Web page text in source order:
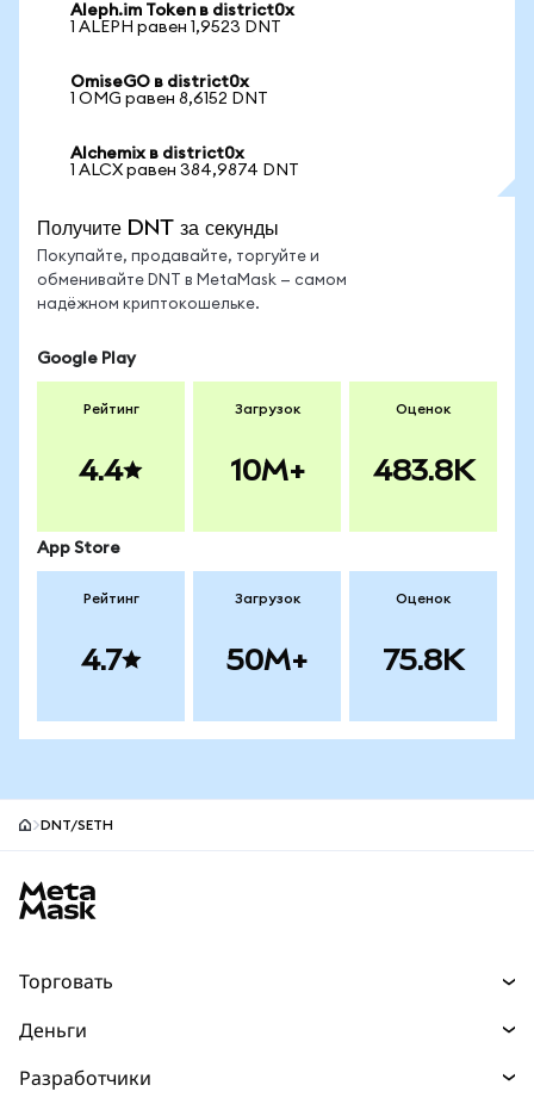
Aleph.im Token в district0x
1 ALEPH равен 1,9523 DNT
OmiseGO в district0x
1 OMG равен 8,6152 DNT
Alchemix в district0x
1 ALCX равен 384,9874 DNT
Получите DNT за секунды
Покупайте, продавайте, торгуйте и
обменивайте DNT в MetaMask — самом
надёжном криптокошельке.
Google Play
Рейтинг
4.4
Загрузок
10M+
Оценок
483.8K
App Store
Рейтинг
4.7
Загрузок
50M+
Оценок
75.8K
DNT/SETH
Торговать
Прогнозы
Деньги
Разработчики